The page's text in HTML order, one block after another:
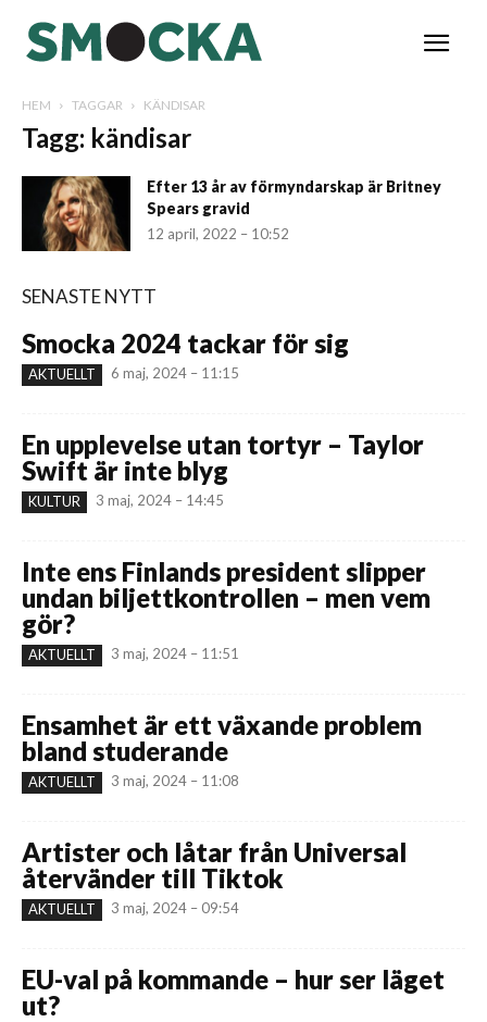
HEM TAGGAR KÄNDISAR
Tagg: kändisar
Efter 13 år av förmyndarskap är Britney
Spears gravid
12 april, 2022 – 10:52
SENASTE NYTT
Smocka 2024 tackar för sig
AKTUELLT 6 maj, 2024 – 11:15
En upplevelse utan tortyr – Taylor
Swift är inte blyg
KULTUR 3 maj, 2024 – 14:45
Inte ens Finlands president slipper
undan biljettkontrollen – men vem
gör?
AKTUELLT 3 maj, 2024 – 11:51
Ensamhet är ett växande problem
bland studerande
AKTUELLT 3 maj, 2024 – 11:08
Artister och låtar från Universal
återvänder till Tiktok
AKTUELLT 3 maj, 2024 – 09:54
EU-val på kommande – hur ser läget
ut?